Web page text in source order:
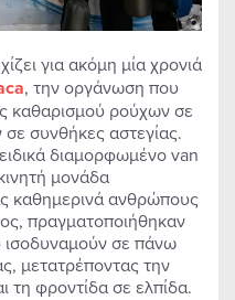
για ακόμη μία χρονιά
, την οργάνωση που
καθαρισμού ρούχων σε
συνθήκες αστεγίας.
διαμορφωμένο van
μονάδα
καθημερινά ανθρώπους
πραγματοποιήθηκαν
σε πάνω
μετατρέποντας την
τη φροντίδα σε ελπίδα.